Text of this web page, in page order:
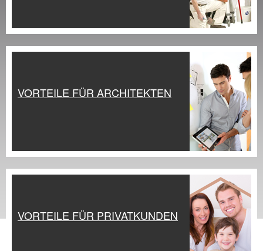
VORTEILE FÜR ARCHITEKTEN
VORTEILE FÜR PRIVATKUNDEN